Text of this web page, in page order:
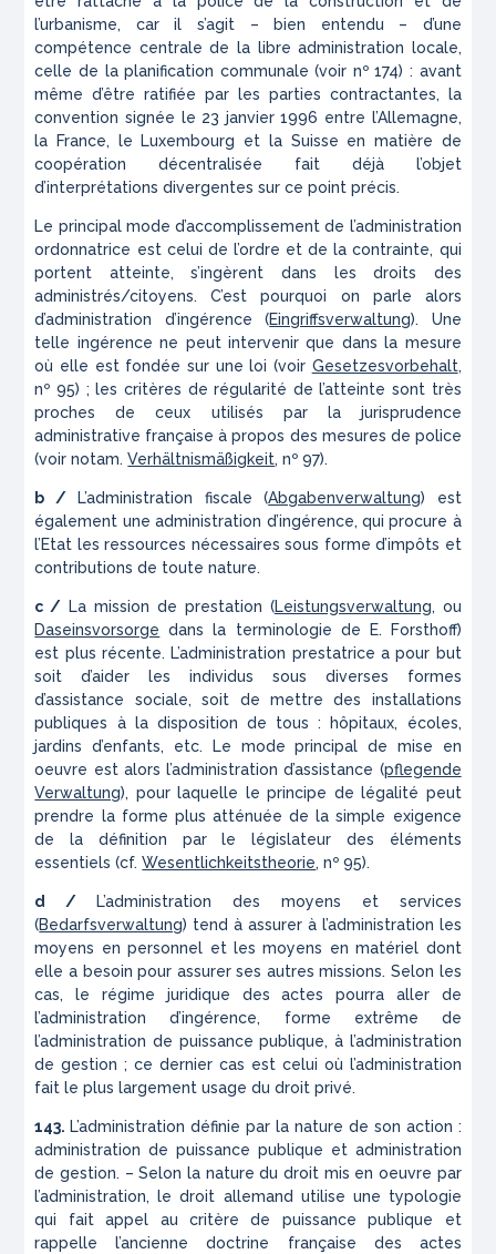
l’urbanisme, car il s’agit – bien entendu – d’une
compétence centrale de la libre administration locale,
celle de la planification communale (voir nº 174) : avant
même d’être ratifiée par les parties contractantes, la
convention signée le 23 janvier 1996 entre l’Allemagne,
la France, le Luxembourg et la Suisse en matière de
coopération décentralisée fait déjà l’objet
d’interprétations divergentes sur ce point précis.
Le principal mode d’accomplissement de l’administration
ordonnatrice est celui de l’ordre et de la contrainte, qui
portent atteinte, s’ingèrent dans les droits des
administrés/citoyens. C’est pourquoi on parle alors
d’administration d’ingérence (Eingriffsverwaltung). Une
telle ingérence ne peut intervenir que dans la mesure
où elle est fondée sur une loi (voir Gesetzesvorbehalt,
nº 95) ; les critères de régularité de l’atteinte sont très
proches de ceux utilisés par la jurisprudence
administrative française à propos des mesures de police
(voir notam.Verhältnismäßigkeit, nº 97).
b /L’administration fiscale (Abgabenverwaltung) est
également une administration d’ingérence, qui procure à
l’Etat les ressources nécessaires sous forme d’impôts et
contributions de toute nature.
c / La mission de prestation (Leistungsverwaltung, ou
Daseinsvorsorge dans la terminologie de E. Forsthoff)
est plus récente. L’administration prestatrice a pour but
soit d’aider les individus sous diverses formes
d’assistance sociale, soit de mettre des installations
publiques à la disposition de tous : hôpitaux, écoles,
jardins d’enfants, etc. Le mode principal de mise en
oeuvre est alors l’administration d’assistance (pflegende
Verwaltung), pour laquelle le principe de légalité peut
prendre la forme plus atténuée de la simple exigence
de la définition par le législateur des éléments
essentiels (cf.Wesentlichkeitstheorie, nº 95).
d /
L’administration des moyens et services
(Bedarfsverwaltung) tend à assurer à l’administration les
moyens en personnel et les moyens en matériel dont
elle a besoin pour assurer ses autres missions. Selon les
cas, le régime juridique des actes pourra aller de
l’administration d’ingérence, forme extrême de
l’administration de puissance publique, à l’administration
de gestion ; ce dernier cas est celui où l’administration
fait le plus largement usage du droit privé.
143. L’administration définie par la nature de son action :
administra­tion de puissance publique et administration
de gestion. – Selon la nature du droit mis en oeuvre par
l’administration, le droit allemand utilise une typologie
qui fait appel au critère de puissance publique et
rappelle l’ancienne doctrine française des actes